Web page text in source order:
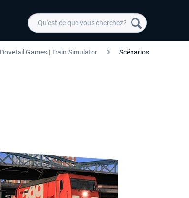
Dovetail Games | Train Simulator Scénarios